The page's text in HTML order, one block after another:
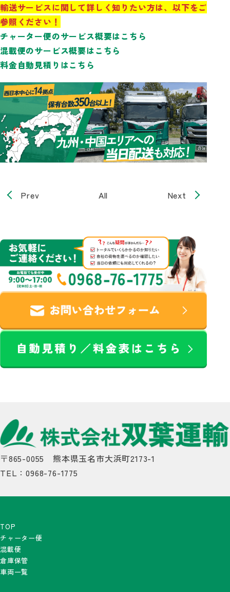
輸送サービスに関して詳しく知りたい方は、以下をご
参照ください！
チャーター便のサービス概要はこちら
混載便のサービス概要はこちら
料金自動見積りはこちら
Prev All Next
〒865-0055 熊本県玉名市大浜町2173-1
TEL：0968-76-1775
TOP
チャーター便
混載便
倉庫保管
車両一覧